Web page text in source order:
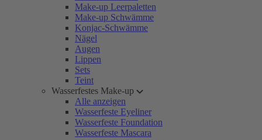
Make-up Leerpaletten
Make-up Schwämme
Konjac-Schwämme
Nägel
Augen
Lippen
Sets
Teint
Wasserfestes Make-up
Alle anzeigen
Wasserfeste Eyeliner
Wasserfeste Foundation
Wasserfeste Mascara